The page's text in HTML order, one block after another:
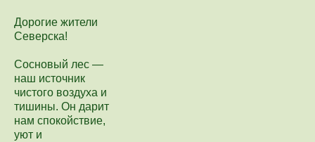
Дорогие жители
Северска!
Сосновый лес —
наш источник
чистого воздуха и
тишины. Он дарит
нам спокойствие,
уют и